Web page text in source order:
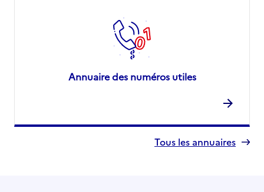
Annuaire des numéros utiles
Tous les annuaires